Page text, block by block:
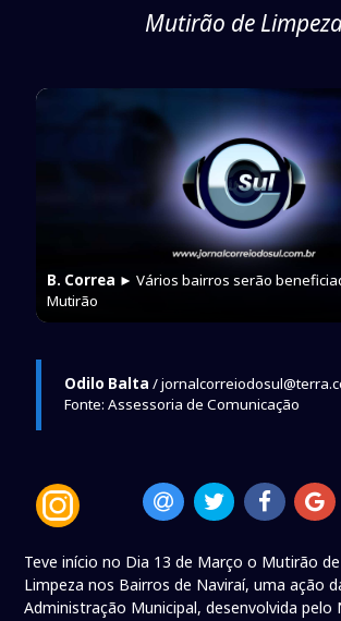
Mutirão de
B. Correa ► Vários bairros serão
Mutirão
Odilo Balta /
Fonte: Assessoria de Comunicação
Teve início no Dia 13 de Março o Mutirão de
Limpeza nos Bairros de Naviraí, uma ação
Administração Municipal, desenvolvida pelo